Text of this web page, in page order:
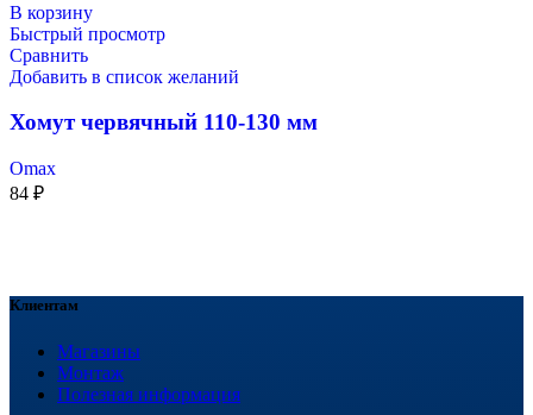
В корзину
Быстрый просмотр
Сравнить
Добавить в список желаний
Хомут червячный 110-130 мм
Omax
84 ₽
Клиентам
Магазины
Монтаж
Полезная информация